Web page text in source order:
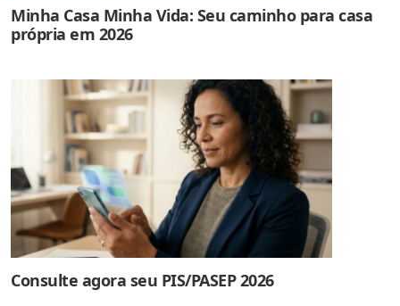
Minha Casa Minha Vida: Seu caminho para casa
própria em 2026
Consulte agora seu PIS/PASEP 2026